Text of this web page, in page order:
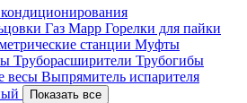
Газ Mapp Горелки для пайки
станции Муфты
Труборасширители Трубогибы
весы Выпрямитель испарителя
Показать все